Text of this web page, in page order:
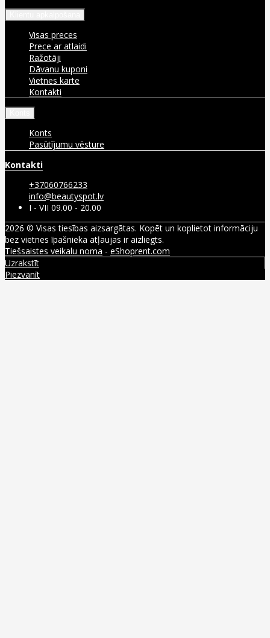
Visas preces
Prece ar atlaidi
Ražotāji
Dāvanu kuponi
Vietnes karte
Kontakti
Konts
Pasūtījumu vēsture
Kontakti
+37060766233
info@beautyspot.lv
I - VII 09.00 - 20.00
2026 © Visas tiesības aizsargātas. Kopēt un koplietot informāciju
bez vietnes īpašnieka atļaujas ir aizliegts.
Tiešsaistes veikalu noma - eShoprent.com
Uzrakstīt
Piezvanīt